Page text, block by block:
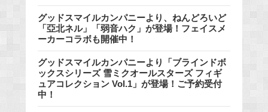
グッドスマイルカンパニーより、ねんどろいど
「亞北ネル」「弱音ハク」が登場！フェイスメ
ーカーコラボも開催中！
グッドスマイルカンパニーより「ブラインドボ
ックスシリーズ 雪ミクオールスターズ フィギ
ュアコレクション Vol.1」が登場！ご予約受付
中！